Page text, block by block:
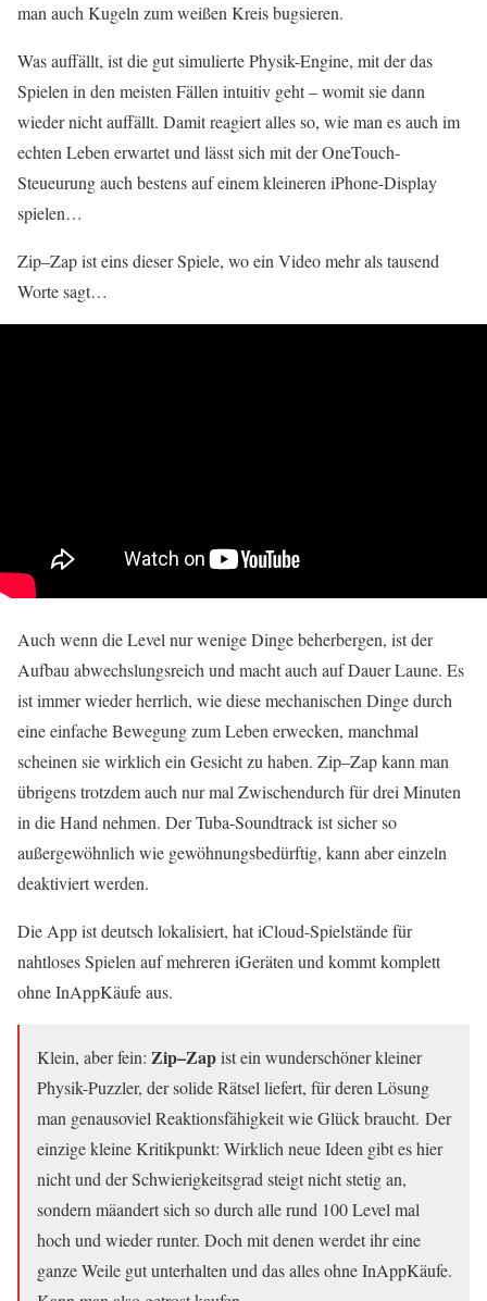
man auch Kugeln zum weißen Kreis bugsieren.
Was auffällt, ist die gut simulierte Physik-Engine, mit der das
Spielen in den meisten Fällen intuitiv geht – womit sie dann
wieder nicht auffällt. Damit reagiert alles so, wie man es auch im
echten Leben erwartet und lässt sich mit der OneTouch-
Steueurung auch bestens auf einem kleineren iPhone-Display
spielen…
Zip–Zap ist eins dieser Spiele, wo ein Video mehr als tausend
Worte sagt…
Auch wenn die Level nur wenige Dinge beherbergen, ist der
Aufbau abwechslungsreich und macht auch auf Dauer Laune. Es
ist immer wieder herrlich, wie diese mechanischen Dinge durch
eine einfache Bewegung zum Leben erwecken, manchmal
scheinen sie wirklich ein Gesicht zu haben. Zip–Zap kann man
übrigens trotzdem auch nur mal Zwischendurch für drei Minuten
in die Hand nehmen. Der Tuba-Soundtrack ist sicher so
außergewöhnlich wie gewöhnungsbedürftig, kann aber einzeln
deaktiviert werden.
Die App ist deutsch lokalisiert, hat iCloud-Spielstände für
nahtloses Spielen auf mehreren iGeräten und kommt komplett
ohne InAppKäufe aus.
Klein, aber fein: Zip–Zapist ein wunderschöner kleiner
Physik-Puzzler, der solide Rätsel liefert, für deren Lösung
man genausoviel Reaktionsfähigkeit wie Glück braucht. Der
einzige kleine Kritikpunkt: Wirklich neue Ideen gibt es hier
nicht und der Schwierigkeitsgrad steigt nicht stetig an,
sondern mäandert sich so durch alle rund 100 Level mal
hoch und wieder runter. Doch mit denen werdet ihr eine
ganze Weile gut unterhalten und das alles ohne InAppKäufe.